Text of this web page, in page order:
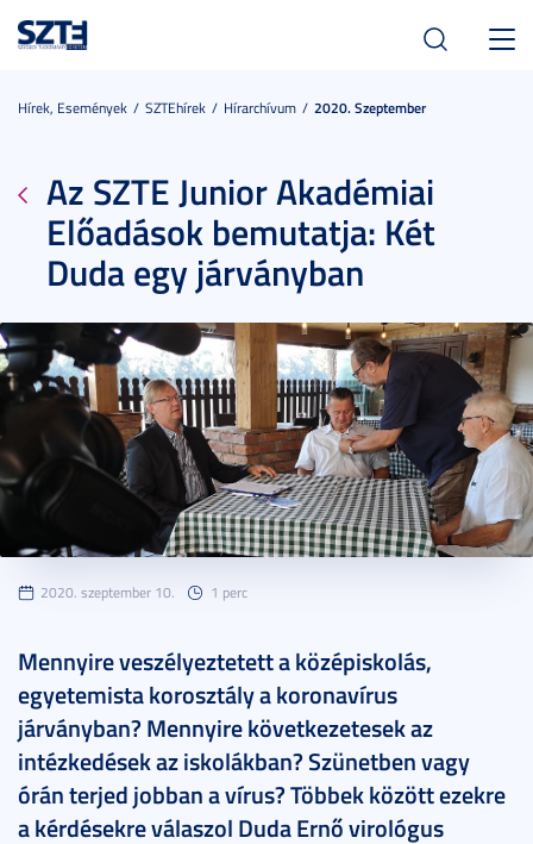
Hírek, Események SZTEhírek Hírarchívum 2020. Szeptember
Az SZTE Junior Akadémiai
Előadások bemutatja: Két
Duda egy járványban
2020. szeptember 10. 1 perc
Mennyire veszélyeztetett a középiskolás,
egyetemista korosztály a koronavírus
járványban? Mennyire következetesek az
intézkedések az iskolákban? Szünetben vagy
órán terjed jobban a vírus? Többek között ezekre
a kérdésekre válaszol Duda Ernő virológus